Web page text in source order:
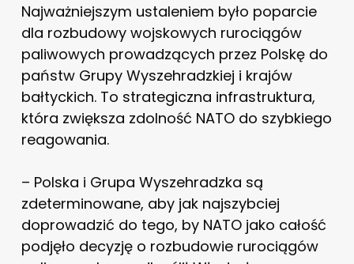
Najważniejszym ustaleniem było poparcie
dla rozbudowy wojskowych rurociągów
paliwowych prowadzących przez Polskę do
państw Grupy Wyszehradzkiej i krajów
bałtyckich. To strategiczna infrastruktura,
która zwiększa zdolność NATO do szybkiego
reagowania.
– Polska i Grupa Wyszehradzka są
zdeterminowane, aby jak najszybciej
doprowadzić do tego, by NATO jako całość
podjęło decyzję o rozbudowie rurociągów